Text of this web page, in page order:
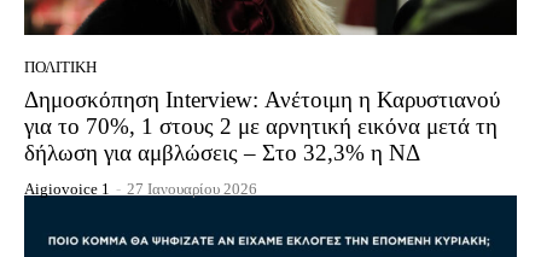
ΠΟΛΙΤΙΚΉ
Δημοσκόπηση Interview: Ανέτοιμη η Καρυστιανού
για το 70%, 1 στους 2 με αρνητική εικόνα μετά τη
δήλωση για αμβλώσεις – Στο 32,3% η ΝΔ
Aigiovoice 1 - 27 Ιανουαρίου 2026